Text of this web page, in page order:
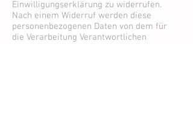
Einwilligungserklärung zu widerrufen.
Nach einem Widerruf werden diese
personenbezogenen Daten von dem für
die Verarbeitung Verantwortlichen